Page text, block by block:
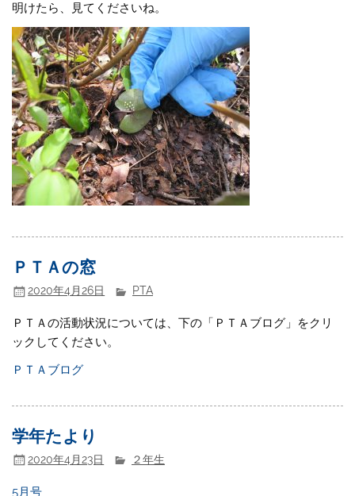
明けたら、見てくださいね。
ＰＴＡの窓
2020年4月26日 PTA
ＰＴＡの活動状況については、下の「ＰＴＡブログ」をクリ
ックしてください。
ＰＴＡブログ
学年たより
2020年4月23日 ２年生
5月号